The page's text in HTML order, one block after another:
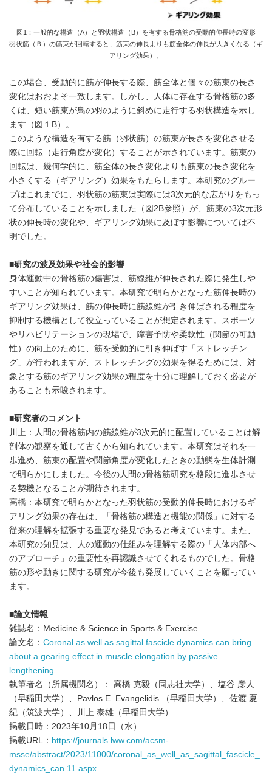
図1：一般的な構造（A）と羽状構造（B）を有する骨格筋の受動的伸長時の変形
羽状筋（Ｂ）の筋束が回転すると、筋束の伸長よりも筋全体の伸長が大きくなる（ギ
アリング効果）。
この場合、受動的に筋が伸長する際、筋全体と個々の筋束の長さ
変化はおおよそ一致します。しかし、人体に存在する骨格筋の多
くは、短い筋束が鳥の羽のように斜めに走行する羽状構造を示し
ます（図１B）。
このような構造を有する筋（羽状筋）の筋束が長さを変化させる
際に回転（走行角度が変化）することが示されています。筋束の
回転は、幾何学的に、筋全体の長さ変化よりも筋束の長さ変化を
小さくする（ギアリング）効果をもたらします。本研究のグルー
プはこれまでに、羽状筋の筋束は実際には3次元的な広がりをもっ
て分布していることを示しました（図2B参照）が、筋束の3次元形
状の伸長時の変化や、ギアリング効果に及ぼす影響については不
明でした。
■研究の波及効果や社会的影響
身体運動中の骨格筋の傷害は、筋線維が伸長された際に発生しや
すいことが知られています。本研究で明らかとなった筋伸長時の
ギアリング効果は、筋の伸長時に筋線維が引き伸ばされる程度を
抑制する機構として役立っていることが想定されます。スポーツ
やリハビリテーションの現場で、障害予防や柔軟性（関節の可動
性）の向上のために、筋を受動的に引き伸ばす「ストレッチン
グ」が行われますが、ストレッチングの効果を得るためには、対
象とする筋のギアリング効果の程度を十分に理解しておく必要が
あることも示唆されます。
■研究者のコメント
川上：人間の骨格筋内の筋線維が3次元的に配置していることは解
剖体の観察を通して古くから知られています。本研究はそれを一
歩進め、筋束の配置や関節角度が変化したときの動態を生体計測
で明らかにしました。今後の人間の骨格筋研究を格段に進歩させ
る契機となることが期待されます。
高橋：本研究で明らかとなった羽状筋の受動的伸長時におけるギ
アリング効果の存在は、「骨格筋の構造と機能の関係」に対する
従来の理解を拡張する重要な発見であると考えています。また、
本研究の知見は、人の運動の仕組みを理解する際の「人体内部へ
のアプローチ」の重要性を再認識させてくれるものでした。骨格
筋の形や動きに関する研究が今後も発展していくことを願ってい
ます。
■論文情報
雑誌名：Medicine & Science in Sports & Exercise
論文名： Coronal as well as sagittal fascicle dynamics can bring
about a gearing effect in muscle elongation by passive
lengthening
執筆者名（所属機関名）： 高橋 克毅（同志社大学）、塩谷 彦人
（早稲田大学）、Pavlos E. Evangelidis （早稲田大学）、佐渡 夏
紀（筑波大学）、川上 泰雄（早稲田大学）
掲載日時：2023年10月18日（水）
掲載URL： https://journals.lww.com/acsm-
msse/abstract/2023/11000/coronal_as_well_as_sagittal_fascicle_
dynamics_can.11.aspx